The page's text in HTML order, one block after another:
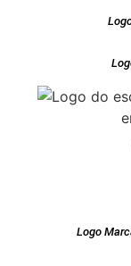
Logo